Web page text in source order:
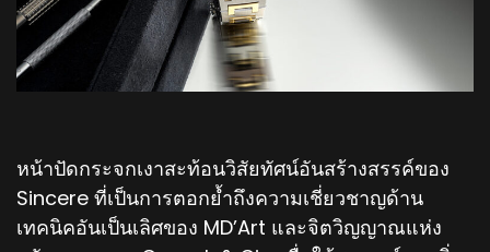
หน้าปัดกระจกเงาสะท้อนวิสัยทัศน์อันสร้างสรรค์ของ
Sincere ที่เป็นการตอกย้ำถึงความเชี่ยวชาญด้าน
เทคนิคอันเป็นเลิศของ MD’Art และจิตวิญญาณแห่ง